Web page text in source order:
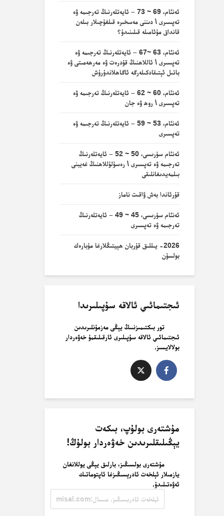
ئەنئام، 69 ~ 73 – ئايەتلەرنىڭ تەرجىمە ۋە
تەپسىرى \ دىننى مەسخىرە قىلغۇچىلار بىلەن
قانداق مۇئامىلە قىلىنىدۇ؟
ئەنئام، 63 ~67 – ئايەتلەرنىڭ تەرجىمە ۋە
تەپسىرى \ ئاللاھنىڭ قۇدرەت ۋە مەرھەمىتى ۋە
باتىل ئېتىقادكىلەرگە ئاگاھلاندۇرۇش
ئەنئام، 60 ~ 62 – ئايەتلەرنىڭ تەرجىمە ۋە
تەپسىرى \ روھ ۋە جان
ئەنئام، 53 ~ 59 – ئايەتلەرنىڭ تەرجىمە ۋە
تەپسىرى
ئەنئام سۈرىسى، 50 ~ 52 – ئايەتلەرنىڭ
تەرجىمە ۋە تەپسىرى \ رەسۇلۇللاھنىڭ غەيبنى
بىلمەيدىغانلىقى
قۇرئاندا بەش ۋاقىت ناماز
ئەنئام سۈرىسى، 45 ~ 49 – ئايەتلەرنىڭ
تەرجىمە ۋە تەپسىرى
2026- يىللىق قۇربان ھېيتىڭلارغا مۇبارەك
بولسۇن
ئىجتىمائىي ئالاقە سۇپىلىرىدا
تور بىكتىمىزنىىڭ يېڭى مەزمۇنلىرىدىن
ئىجتىمائىي ئالاقە سۇپىلىرى ئارقىلىقمۇ خەۋەردار
بولالايسىز.
مۇشتەرى بولۇپ، بىكەت
يېڭىلىقلىرىدىن خەۋەردار بولۇڭ!
مۇشتەرى بولسىڭىز، بارلىق يېڭى يوللانغان
يازمىلار ئېلخەت ئادرېسىڭىزغا ئاپتوماتىك
ئەۋەتىلىدۇ.
ئادرېسىڭىز.